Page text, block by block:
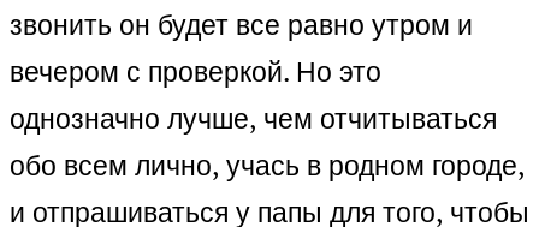
звонить он будет все равно утром и
вечером с проверкой. Но это
однозначно лучше, чем отчитываться
обо всем лично, учась в родном городе,
и отпрашиваться у папы для того, чтобы